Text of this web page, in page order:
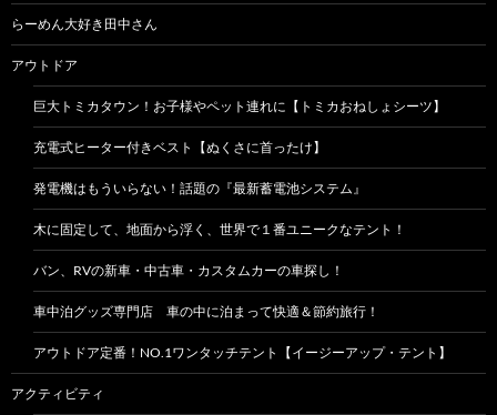
らーめん大好き田中さん
アウトドア
巨大トミカタウン！お子様やペット連れに【トミカおねしょシーツ】
充電式ヒーター付きベスト【ぬくさに首ったけ】
発電機はもういらない！話題の『最新蓄電池システム』
木に固定して、地面から浮く、世界で１番ユニークなテント！
バン、RVの新車・中古車・カスタムカーの車探し！
車中泊グッズ専門店 車の中に泊まって快適＆節約旅行！
アウトドア定番！NO.1ワンタッチテント【イージーアップ・テント】
アクティビティ